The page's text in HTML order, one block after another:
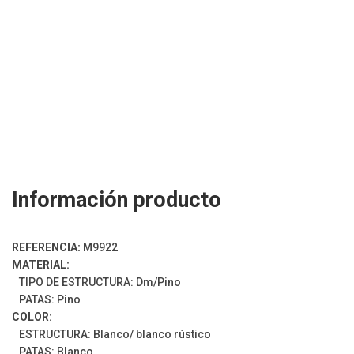
Información producto
REFERENCIA: M9922
MATERIAL:
TIPO DE ESTRUCTURA: Dm/Pino
PATAS: Pino
COLOR:
ESTRUCTURA: Blanco/ blanco rústico
PATAS: Blanco